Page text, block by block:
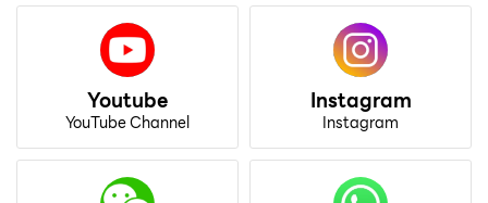
Youtube
YouTube Channel
Instagram
Instagram